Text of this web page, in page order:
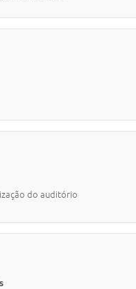
do auditório